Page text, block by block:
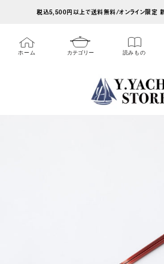
税込5,500円以上で送料無料/オンライン限定
ホーム カテゴリー 読みもの